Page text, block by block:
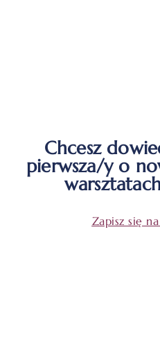
Chcesz
pierwsza/y o
Zapisz się